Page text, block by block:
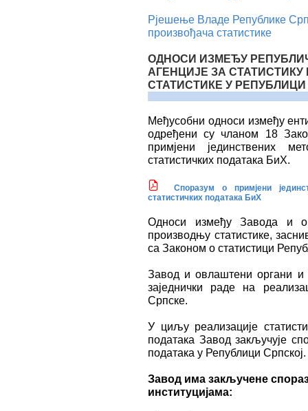
Рјешење Владе Републике
произвођача статистике
ОДНОСИ ИЗМЕЂУ
АГЕНЦИЈЕ ЗА
СТАТИСТИКЕ У
Међусобни односи између
одређени су чланом 18
примјени јединствених
статистичких података БиХ.
Споразум о примјени
статистичких података БиХ
Односи између Завода и
производњу статистике,
са Законом о статистици
Завод и овлаштени органи и
заједнички раде на
Српске.
У циљу реализације
података Завод закључује
података у Републици Српској.
Завод има закључене
институцијама: